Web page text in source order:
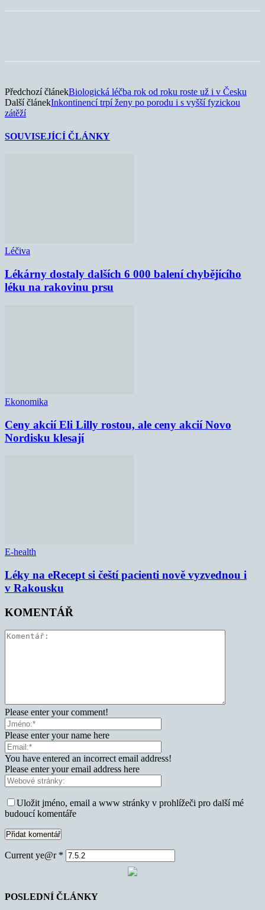
Předchozí článekBiologická léčba rok od roku roste už i v Česku
Další článekInkontinencí trpí ženy po porodu i s vyšší fyzickou
zátěží
SOUVISEJÍCÍ ČLÁNKY
Léčiva
Lékárny dostaly dalších 6 000 balení chybějícího
léku na rakovinu prsu
Ekonomika
Ceny akcií Eli Lilly rostou, ale ceny akcií Novo
Nordisku klesají
E-health
Léky na eRecept si čeští pacienti nově vyzvednou i
v Rakousku
KOMENTÁŘ
Please enter your comment!
Please enter your name here
You have entered an incorrect email address!
Please enter your email address here
Uložit jméno, email a www stránky v prohlížeči pro další mé
budoucí komentáře
Current ye@r *
POSLEDNÍ ČLÁNKY